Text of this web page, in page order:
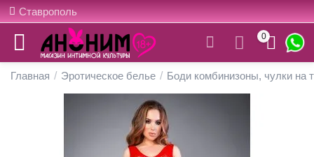
Ставрополь
0
Главная / Эротическое белье / Боди комбинизоны, чулки на